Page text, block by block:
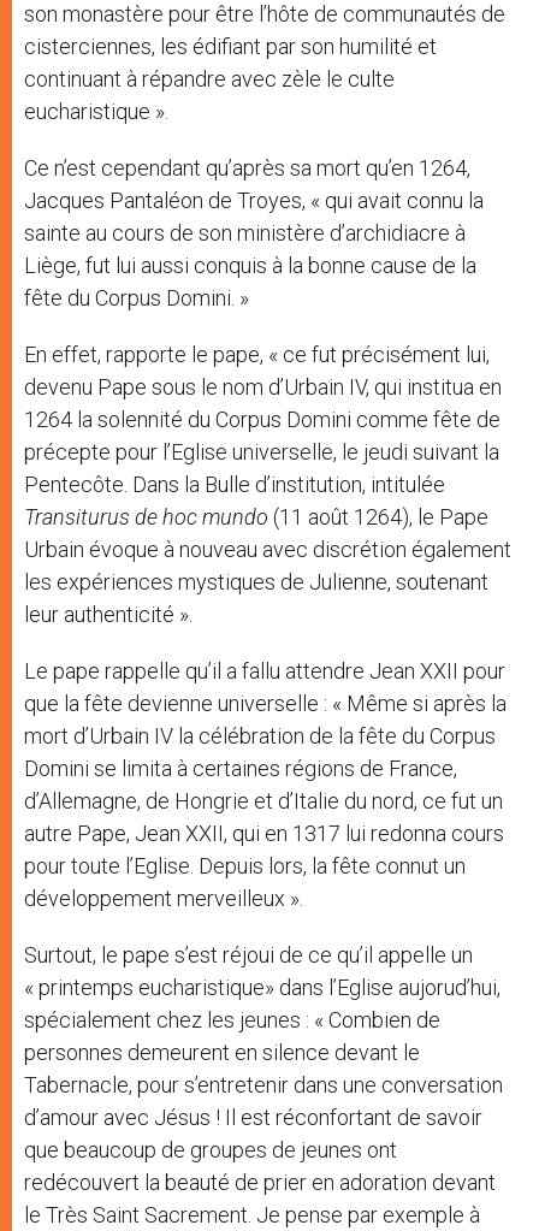
son monastère pour être l’hôte de communautés de
cisterciennes, les édifiant par son humilité et
continuant à répandre avec zèle le culte
eucharistique ».
Ce n’est cependant qu’après sa mort qu’en 1264,
Jacques Pantaléon de Troyes, « qui avait connu la
sainte au cours de son ministère d’archidiacre à
Liège, fut lui aussi conquis à la bonne cause de la
fête du Corpus Domini. »
En effet, rapporte le pape, « ce fut précisément lui,
devenu Pape sous le nom d’Urbain IV, qui institua en
1264 la solennité du Corpus Domini comme fête de
précepte pour l’Eglise universelle, le jeudi suivant la
Pentecôte. Dans la Bulle d’institution, intitulée
Transiturus de hoc mundo (11 août 1264), le Pape
Urbain évoque à nouveau avec discrétion également
les expériences mystiques de Julienne, soutenant
leur authenticité ».
Le pape rappelle qu’il a fallu attendre Jean XXII pour
que la fête devienne universelle : « Même si après la
mort d’Urbain IV la célébration de la fête du Corpus
Domini se limita à certaines régions de France,
d’Allemagne, de Hongrie et d’Italie du nord, ce fut un
autre Pape, Jean XXII, qui en 1317 lui redonna cours
pour toute l’Eglise. Depuis lors, la fête connut un
développement merveilleux ».
Surtout, le pape s’est réjoui de ce qu’il appelle un
« printemps eucharistique» dans l’Eglise aujorud’hui,
spécialement chez les jeunes : « Combien de
personnes demeurent en silence devant le
Tabernacle, pour s’entretenir dans une conversation
d’amour avec Jésus ! Il est réconfortant de savoir
que beaucoup de groupes de jeunes ont
redécouvert la beauté de prier en adoration devant
le Très Saint Sacrement. Je pense par exemple à